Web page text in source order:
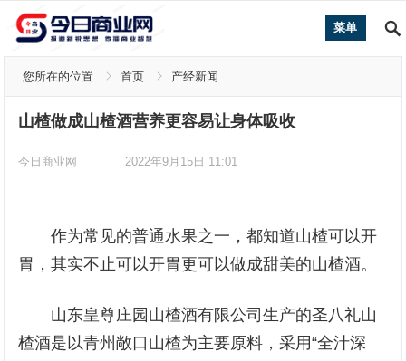
菜单
您所在的位置 首页 产经新闻
山楂做成山楂酒营养更容易让身体吸收
今日商业网 2022年9月15日 11:01
作为常见的普通水果之一，都知道山楂可以开
胃，其实不止可以开胃更可以做成甜美的山楂酒。
山东皇尊庄园山楂酒有限公司生产的圣八礼山
楂酒是以青州敞口山楂为主要原料，采用“全汁深